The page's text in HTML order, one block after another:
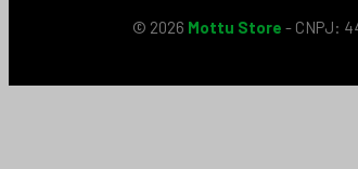
© 2026 Mottu Store - CNPJ: